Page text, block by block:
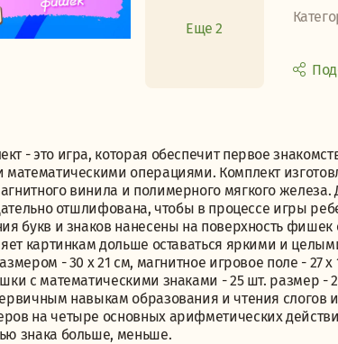
Еще 2
- это игра, которая обеспечит первое
математическими операциями. Комплект
винила и полимерного мягкого железа.
отшлифована, чтобы в процессе игры
букв и знаков нанесены на поверхность
картинкам дольше оставаться яркими и
- 30 х 21 см, магнитное игровое поле -
с математическими знаками - 25 шт. размер -
навыкам образования и чтения слогов
на четыре основных арифметических
знака больше, меньше.